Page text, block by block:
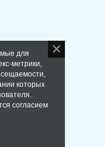
для
метрики,
которых
согласием